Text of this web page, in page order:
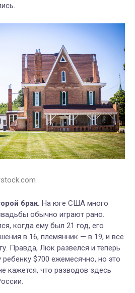
брак. На юге США много
обычно играют рано.
когда ему был 21 год, его
в 16, племянник — в 19, и все
Правда, Люк развелся и теперь
$700 ежемесячно, но это
кажется, что разводов здесь